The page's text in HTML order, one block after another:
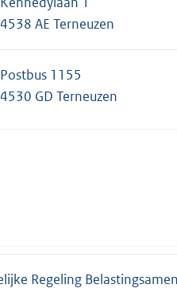
4538 AE Terneuzen
Postbus 1155
4530 GD Terneuzen
Regeling